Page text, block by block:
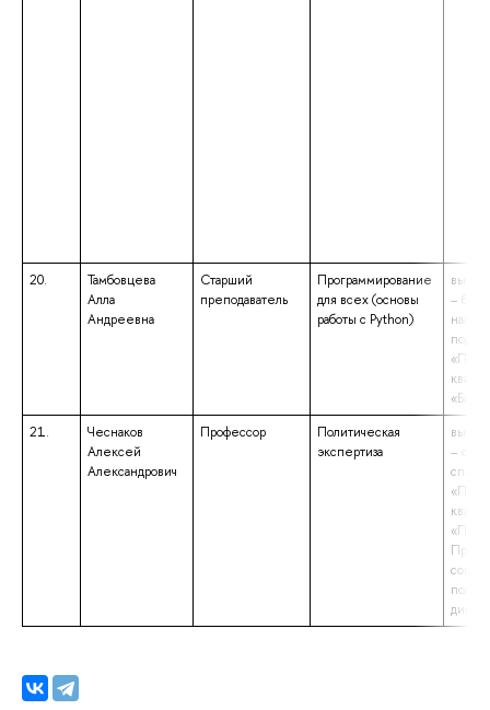
20.
Тамбовцева
Алла
Андреевна
Старший
преподаватель
Программирование
для всех (основы
работы с Python)
–
21.
Чеснаков
Алексей
Александрович
Профессор
Политическая
экспертиза
–